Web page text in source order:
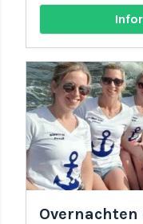
Overnachten